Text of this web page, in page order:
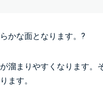
かな面となります。?
溜まりやすくなります。
ます。